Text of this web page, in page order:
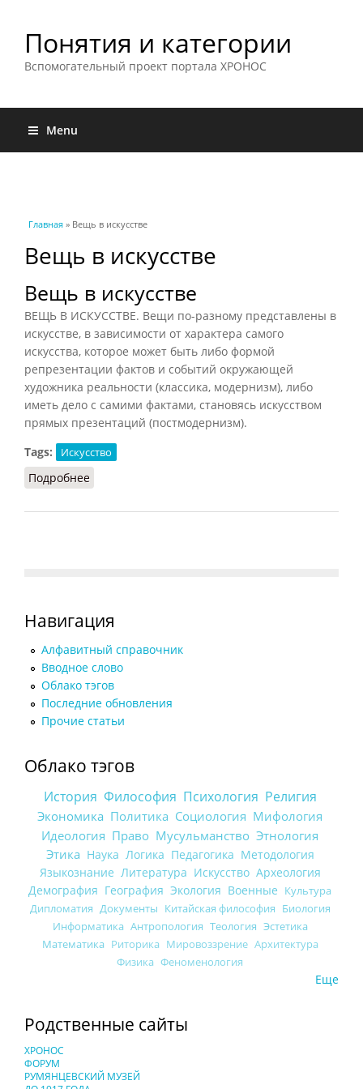
Понятия и категории
Вспомогательный проект портала ХРОНОС
Menu
Вы здесь
Главная » Вещь в искусстве
Вещь в искусстве
Вещь в искусстве
ВЕЩЬ В ИСКУССТВЕ. Вещи по-разному представлены в
искусстве, в зависимости от характера самого
искусства, которое может быть либо формой
репрезентации фактов и событий окружающей
художника реальности (классика, модернизм), либо
иметь дело с самими фактами, становясь искусством
прямых презентаций (постмодернизм).
Tags:
Искусство
Подробнее
Навигация
Алфавитный справочник
Вводное слово
Облако тэгов
Последние обновления
Прочие статьи
Облако тэгов
История Философия Психология Религия
Экономика Политика Социология Мифология
Идеология Право Мусульманство Этнология
Этика Наука Логика Педагогика Методология
Языкознание Литература Искусство Археология
Демография География Экология Военные Культура
Дипломатия Документы Китайская философия Биология
Информатика Антропология Теология Эстетика
Математика Риторика Мировоззрение Архитектура
Физика Феноменология
Еще
Родственные сайты
ХРОНОС
ФОРУМ
РУМЯНЦЕВСКИЙ МУЗЕЙ